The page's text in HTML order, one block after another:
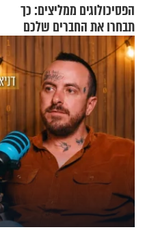
הפסיכולוגים ממליצים: כך
תבחרו את החברים שלכם
בחיים